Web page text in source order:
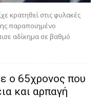
κρατηθεί στις φυλακές
παραποιημένο
αδίκημα σε βαθμό
ο 65χρονος που
και αρπαγή